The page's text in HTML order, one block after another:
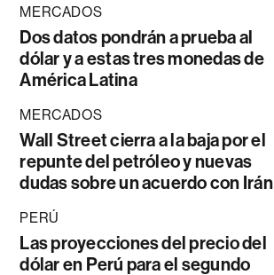
MERCADOS
Dos datos pondrán a prueba al
dólar y a estas tres monedas de
América Latina
MERCADOS
Wall Street cierra a la baja por el
repunte del petróleo y nuevas
dudas sobre un acuerdo con Irán
PERÚ
Las proyecciones del precio del
dólar en Perú para el segundo